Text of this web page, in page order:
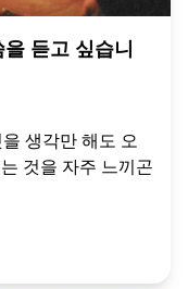
듣고 싶습니
생각만 해도 오
것을 자주 느끼곤